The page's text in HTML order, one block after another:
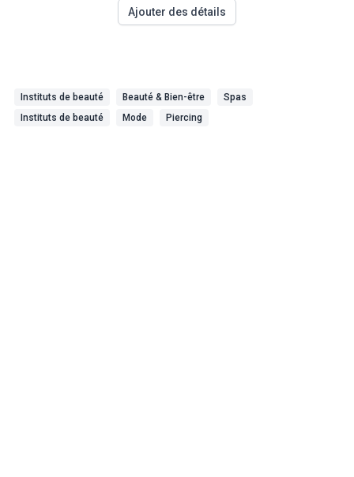
Ajouter des détails
Instituts de beauté Beauté & Bien-être
Spas
Instituts de beauté
Mode Piercing